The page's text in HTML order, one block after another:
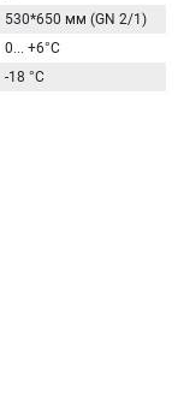
530*650 мм (GN 2/1)
0... +6°C
-18 °C